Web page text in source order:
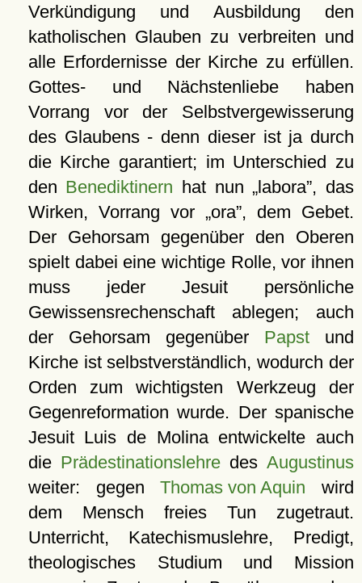
Verkündigung und Ausbildung den
katholischen Glauben zu verbreiten und
alle Erfordernisse der Kirche zu erfüllen.
Gottes- und Nächstenliebe haben
Vorrang vor der Selbstvergewisserung
des Glaubens - denn dieser ist ja durch
die Kirche garantiert; im Unterschied zu
den Benediktinern hat nun labora , das
Wirken, Vorrang vor
ora , dem Gebet.
Der Gehorsam gegenüber den Oberen
spielt dabei eine wichtige Rolle, vor ihnen
muss jeder Jesuit persönliche
Gewissensrechenschaft ablegen; auch
der Gehorsam gegenüber Papstund
Kirche ist selbstverständlich, wodurch der
Orden zum wichtigsten Werkzeug der
Gegenreformation wurde. Der spanische
Jesuit Luis de Molina entwickelte auch
die Prädestinationslehredes Augustinus
weiter: gegenThomas von Aquin wird
dem Mensch freies Tun zugetraut.
Unterricht, Katechismuslehre, Predigt,
theologisches Studium und Mission